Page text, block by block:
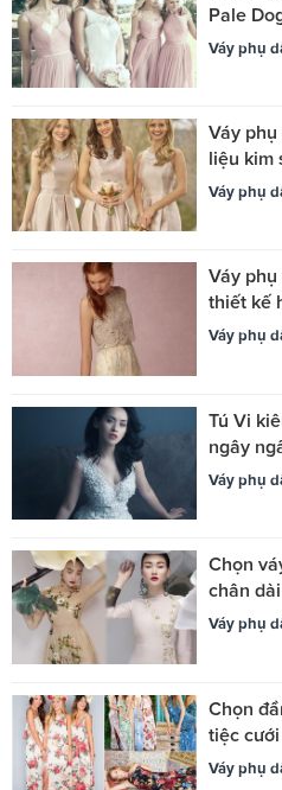
Pale
Váy phụ
Váy
liệu kim
Váy phụ
Váy
thiết kế
Váy phụ
Tú Vi
ngây
Váy phụ
Chọn
chân
Váy phụ
Chọn
tiệc
Váy phụ